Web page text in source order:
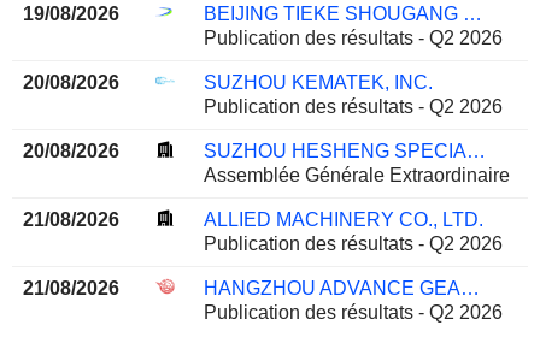
19/08/2026
BEIJING TIEKE SHOUGANG RAIL WAY-TECH CO., LTD.
Publication des résultats - Q2 2026
20/08/2026
SUZHOU KEMATEK, INC.
Publication des résultats - Q2 2026
20/08/2026
SUZHOU HESHENG SPECIAL MATERIAL CO., LTD.
Assemblée Générale Extraordinaire
21/08/2026
ALLIED MACHINERY CO., LTD.
Publication des résultats - Q2 2026
21/08/2026
HANGZHOU ADVANCE GEARBOX GROUP CO., LTD.
Publication des résultats - Q2 2026